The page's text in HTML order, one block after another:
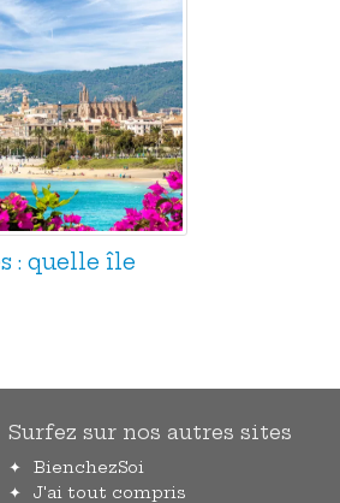
: quelle île
Surfez sur nos autres sites
BienchezSoi
J'ai tout compris